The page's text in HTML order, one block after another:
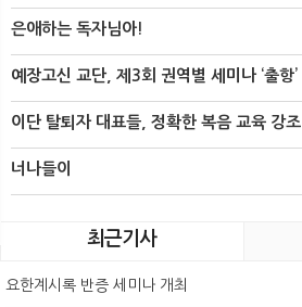
은애하는 독자님아!
예장고신 교단, 제3회 권역별 세미나 ‘출항’
이단 탈퇴자 대표들, 정확한 복음 교육 강조
너나들이
최근기사
요한계시록 반증 세미나 개최